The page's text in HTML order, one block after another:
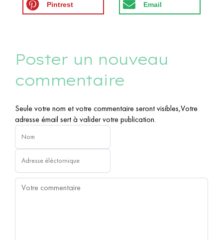
Pintrest Email
Poster un nouveau
commentaire
Seule votre nom et votre commentaire seront visibles,Votre
adresse émail sert à valider votre publication.